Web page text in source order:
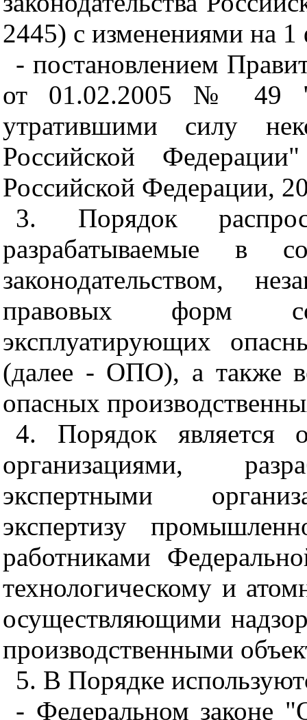
2445) с изменениями на 1
- постановлением
от 01.02.2005 № 49
утратившими силу
Российской
Российской Федерации,
3. Порядок
разрабатываемые в
законодательством,
правовых форм
эксплуатирующих
(далее - ОПО), а также
опасных
4. Порядок является
организациями,
экспертными
экспертизу
работниками
технологическому и
осуществляющими
производственными
5. В Порядке
- Федеральном законе